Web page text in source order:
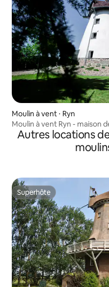
Moulin à vent ⋅ Ryn
Moulin à vent Ryn - maison
Autres locations
Superhôte
Superhôte